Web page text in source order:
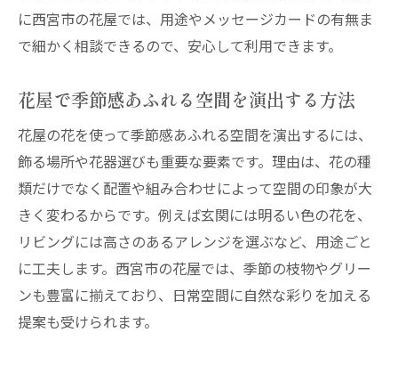
に西宮市の花屋では、用途やメッセージカードの有無ま
で細かく相談できるので、安心して利用できます。
花屋で季節感あふれる空間を演出する方法
花屋の花を使って季節感あふれる空間を演出するには、
飾る場所や花器選びも重要な要素です。理由は、花の種
類だけでなく配置や組み合わせによって空間の印象が大
きく変わるからです。例えば玄関には明るい色の花を、
リビングには高さのあるアレンジを選ぶなど、用途ごと
に工夫します。西宮市の花屋では、季節の枝物やグリー
ンも豊富に揃えており、日常空間に自然な彩りを加える
提案も受けられます。